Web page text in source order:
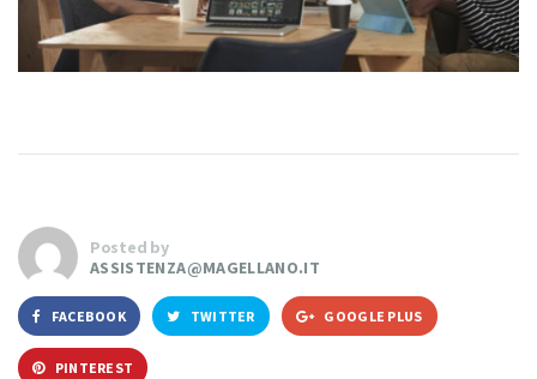
Posted by
ASSISTENZA@MAGELLANO.IT
FACEBOOK TWITTER GOOGLE PLUS
PINTEREST